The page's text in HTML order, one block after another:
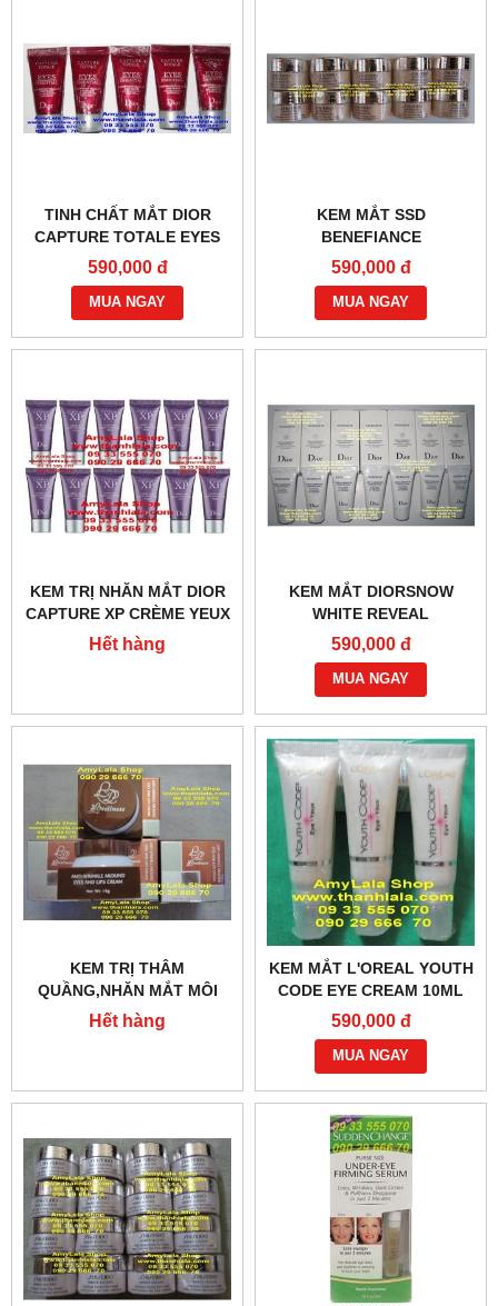
TINH CHẤT MẮT DIOR
CAPTURE TOTALE EYES
ZONE BOOSTING SUPER
SERUM 4ML (MADE IN
FRANCE) - 0933555070 :
590,000 đ
MUA NGAY
KEM MẮT SSD
BENEFIANCE
WRINKLERESIST24
INTENSIVE EYE CONTOUR
2.5ML (MADE IN JAPAN) -
0933555070 :
590,000 đ
MUA NGAY
KEM TRỊ NHĂN MẮT DIOR
CAPTURE XP CRÈME YEUX
HAUTE CORRECTION RID
4ML (MADE IN FRANCE) -
Hết hàng
KEM MẮT DIORSNOW
WHITE REVEAL
ILLUMINATING EYE
TREATMENT 4ML (MADE IN
FRANCE)0902966670 -
0933555070
590,000 đ
MUA NGAY
KEM TRỊ THÂM
QUẦNG,NHĂN MẮT MÔI
LOVELINESS ANTI-
WRINKLE AROUND 15G
Hết hàng
KEM MẮT L'OREAL YOUTH
CODE EYE CREAM 10ML
(MADE IN USA) -
0933555070 - 0902966670 :
590,000 đ
MUA NGAY